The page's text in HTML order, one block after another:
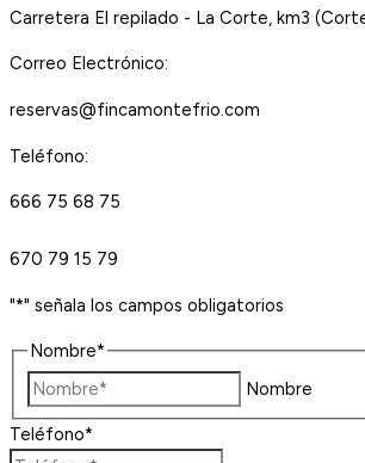
Carretera El repilado - La Corte, km3
Correo Electrónico:
reservas@fincamontefrio.com
Teléfono:
666 75 68 75
670 79 15 79
"*" señala los campos obligatorios
Nombre*
Nombre
Teléfono*